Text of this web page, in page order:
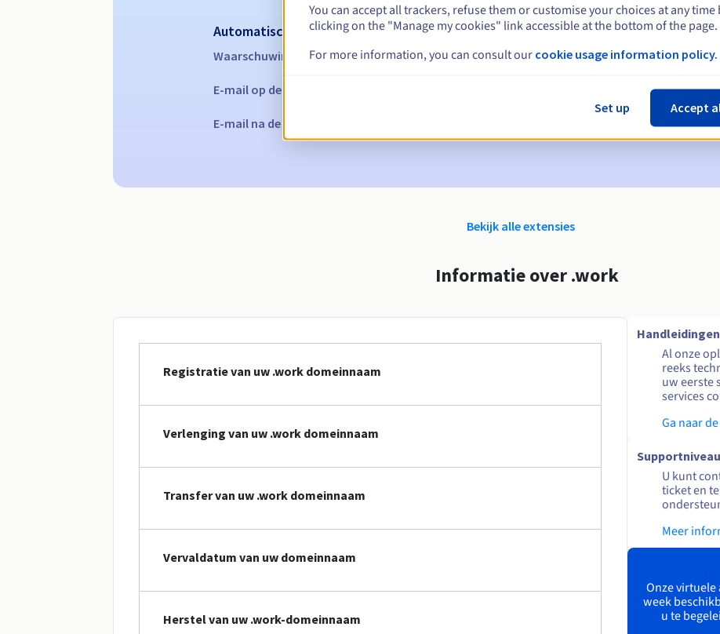
Automatische meldingen:
Waarschuwings-e-mails:60, 30, 15, 7 en 3 dagen vóór de vervaldatum
E-mail op de vervaldatum
E-mail na de Redemption Grace Period om de verwijdering van de domeinnaam te melden
Bekijk alle extensies
Informatie over .work
Registratie van uw .work domeinnaam
Verlenging van uw .work domeinnaam
Transfer van uw .work domeinnaam
Vervaldatum van uw domeinnaam
Herstel van uw .work-domeinnaam
Handleidingen
Al onze
reeks
uw eerste
services
Ga naar
U kunt
ticket en
Meer
Onze virtuele
week
u te
You can accept all trackers, refuse them or customise your choices at any time
clicking on the "Manage my cookies" link accessible at the bottom of the page.
For more information, you can consult our cookie usage information policy.
Set up Accept